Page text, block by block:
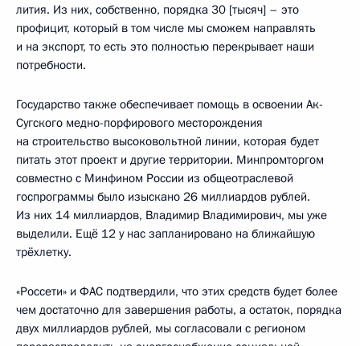
лития. Из них, собственно, порядка 30 [тысяч] – это
профицит, который в том числе мы сможем направлять
и на экспорт, то есть это полностью перекрывает наши
потребности.
Государство также обеспечивает помощь в освоении Ак-
Сугского медно-порфирового месторождения
на строительство высоковольтной линии, которая будет
питать этот проект и другие территории. Минпромторгом
совместно с Минфином России из общеотраслевой
госпрограммы было изыскано 26 миллиардов рублей.
Из них 14 миллиардов, Владимир Владимирович, мы уже
выделили. Ещё 12 у нас запланировано на ближайшую
трёхлетку.
«Россети» и ФАС подтвердили, что этих средств будет более
чем достаточно для завершения работы, а остаток, порядка
двух миллиардов рублей, мы согласовали с регионом